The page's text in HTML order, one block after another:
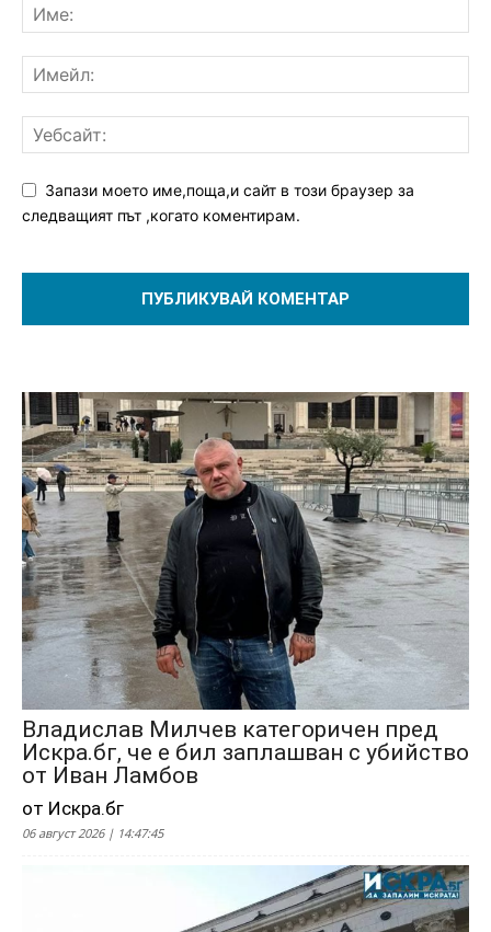
Запази моето име,поща,и сайт в този браузер за
следващият път ,когато коментирам.
Владислав Милчев категоричен пред
Искра.бг, че е бил заплашван с убийство
от Иван Ламбов
от Искра.бг
06 август 2026 | 14:47:45